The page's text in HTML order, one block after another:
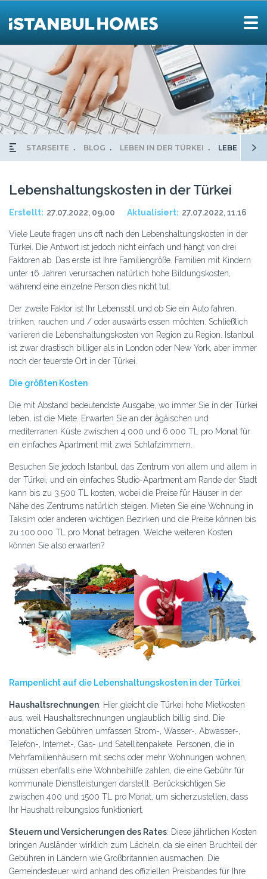
STARSEITE BLOG LEBEN IN DER TÜRKEI
Lebenshaltungskosten in der Türkei
Erstellt: 27.07.2022, 09.00 Aktualisiert: 27.07.2022, 11.16
Viele Leute fragen uns oft nach den Lebenshaltungskosten in der
Türkei. Die Antwort ist jedoch nicht einfach und hängt von drei
Faktoren ab. Das erste ist Ihre Familiengröße. Familien mit Kindern
unter 16 Jahren verursachen natürlich hohe Bildungskosten,
während eine einzelne Person dies nicht tut.
Der zweite Faktor ist Ihr Lebensstil und ob Sie ein Auto fahren,
trinken, rauchen und / oder auswärts essen möchten. Schließlich
variieren die Lebenshaltungskosten von Region zu Region. Istanbul
ist zwar drastisch billiger als in London oder New York, aber immer
noch der teuerste Ort in der Türkei.
Die größten Kosten
Die mit Abstand bedeutendste Ausgabe, wo immer Sie in der Türkei
leben, ist die Miete. Erwarten Sie an der ägäischen und
mediterranen Küste zwischen 4.000 und 6.000 TL pro Monat für
ein einfaches Apartment mit zwei Schlafzimmern.
Besuchen Sie jedoch Istanbul, das Zentrum von allem und allem in
der Türkei, und ein einfaches Studio-Apartment am Rande der Stadt
kann bis zu 3.500 TL kosten, wobei die Preise für Häuser in der
Nähe des Zentrums natürlich steigen. Mieten Sie eine Wohnung in
Taksim oder anderen wichtigen Bezirken und die Preise können bis
zu 100.000 TL pro Monat betragen. Welche weiteren Kosten
können Sie also erwarten?
Rampenlicht auf die Lebenshaltungskosten in der Türkei
Haushaltsrechnungen: Hier gleicht die Türkei hohe Mietkosten
aus, weil Haushaltsrechnungen unglaublich billig sind. Die
monatlichen Gebühren umfassen Strom-, Wasser-, Abwasser-,
Telefon-, Internet-, Gas- und Satellitenpakete. Personen, die in
Mehrfamilienhäusern mit sechs oder mehr Wohnungen wohnen,
müssen ebenfalls eine Wohnbeihilfe zahlen, die eine Gebühr für
kommunale Dienstleistungen darstellt. Berücksichtigen Sie
zwischen 400 und 1500 TL pro Monat, um sicherzustellen, dass
Ihr Haushalt reibungslos funktioniert.
Steuern und Versicherungen des Rates: Diese jährlichen Kosten
bringen Ausländer wirklich zum Lächeln, da sie einen Bruchteil der
Gebühren in Ländern wie Großbritannien ausmachen. Die
Gemeindesteuer wird anhand des offiziellen Preisbandes für Ihre